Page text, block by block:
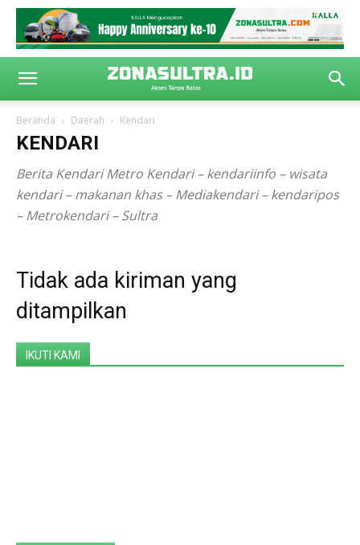
Beranda Daerah Kendari
KENDARI
Berita Kendari Metro Kendari – kendariinfo – wisata
kendari – makanan khas – Mediakendari – kendaripos
– Metrokendari – Sultra
Tidak ada kiriman yang
ditampilkan
IKUTI KAMI